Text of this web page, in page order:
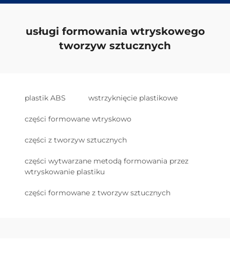
usługi formowania wtryskowego
tworzyw sztucznych
plastik ABS wstrzyknięcie plastikowe
części formowane wtryskowo
części z tworzyw sztucznych
części wytwarzane metodą formowania przez
wtryskowanie plastiku
części formowane z tworzyw sztucznych